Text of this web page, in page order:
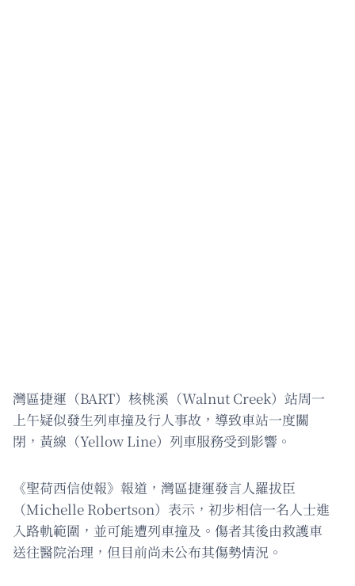
灣區捷運（BART）核桃溪（Walnut Creek）站周一
上午疑似發生列車撞及行人事故，導致車站一度關
閉，黃線（Yellow Line）列車服務受到影響。
《聖荷西信使報》報道，灣區捷運發言人羅拔臣
（Michelle Robertson）表示，初步相信一名人士進
入路軌範圍，並可能遭列車撞及。傷者其後由救護車
送往醫院治理，但目前尚未公布其傷勢情況。